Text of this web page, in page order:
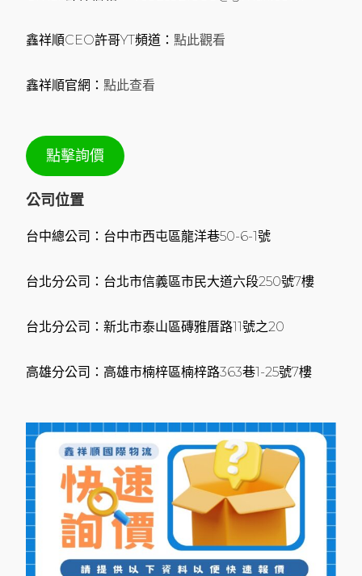
鑫祥順CEO許哥YT頻道：點此觀看
鑫祥順官網：點此查看
點擊詢價
公司位置
台中總公司：台中市西屯區龍洋巷50-6-1號
台北分公司：台北市信義區市民大道六段250號7樓
台北分公司：新北市泰山區磚雅厝路11號之20
高雄分公司：高雄市楠梓區楠梓路363巷1-25號7樓